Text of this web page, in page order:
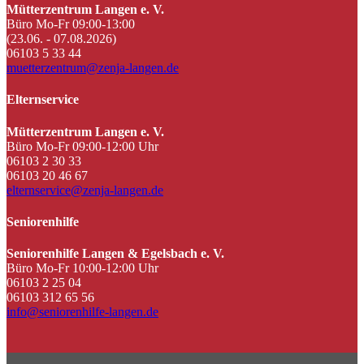
Mütterzentrum Langen e. V.
Büro Mo-Fr 09:00-13:00
(23.06. - 07.08.2026)
06103 5 33 44
muetterzentrum@zenja-langen.de
Elternservice
Mütterzentrum Langen e. V.
Büro Mo-Fr 09:00-12:00 Uhr
06103 2 30 33
06103 20 46 67
elternservice@zenja-langen.de
Seniorenhilfe
Seniorenhilfe Langen & Egelsbach e. V.
Büro Mo-Fr 10:00-12:00 Uhr
06103 2 25 04
06103 312 65 56
info@seniorenhilfe-langen.de